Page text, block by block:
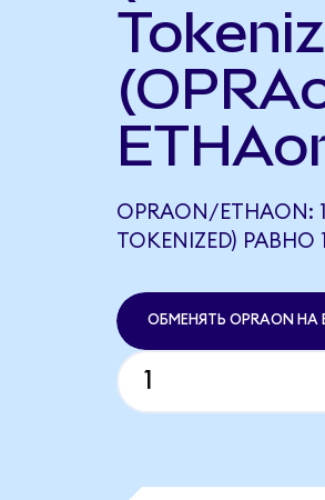
OPRAON/ETHAON:
TOKENIZED) РАВНО
ОБМЕНЯТЬ OPRAON НА